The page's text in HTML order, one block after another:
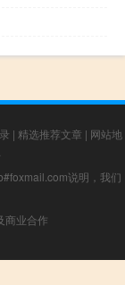
| 精选推荐文章 | 网站地
说明，我们
商业合作